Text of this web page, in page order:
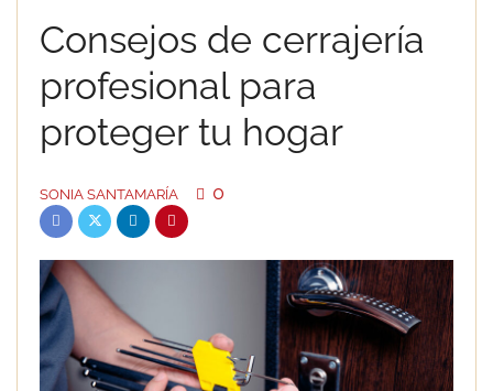
Consejos de cerrajería
profesional para
proteger tu hogar
SONIA SANTAMARÍA 0